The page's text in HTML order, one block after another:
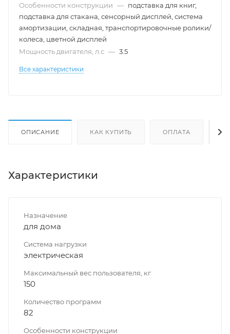
Особенности конструкции — подставка для книг,
подставка для стакана, сенсорный дисплей, система
амортизации, складная, транспортировочные ролики/
колеса, цветной дисплей
Мощность двигателя, л.с — 3.5
Все характеристики
ОПИСАНИЕ КАК КУПИТЬ ОПЛАТА
Характеристики
Назначение
для дома
Система нагрузки
электрическая
Максимальный вес пользователя, кг
150
Количество программ
82
Особенности конструкции